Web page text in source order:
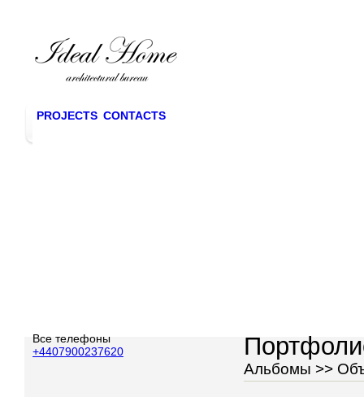
PROJECTS CONTACTS
Альбомы >>
Все телефоны
+4407900237620